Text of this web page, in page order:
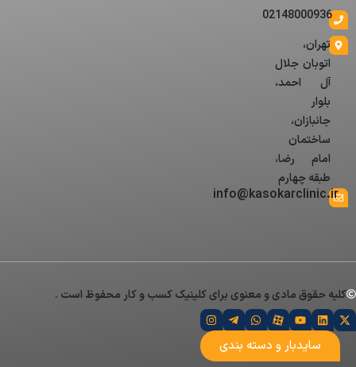
سایدبار و دسته بندی
02148000936
تهران،
اتوبان جلال
آل احمد،
بلوار
جانبازان،
ساختمان
امام رضا،
طبقه چهارم
info@kasokarclinic.ir
کلیه حقوق مادی و معنوی برای کلینیک کسب و کار محفوظ است .